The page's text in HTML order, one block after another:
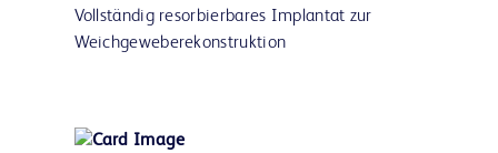
Vollständig resorbierbares Implantat zur
Weichgeweberekonstruktion